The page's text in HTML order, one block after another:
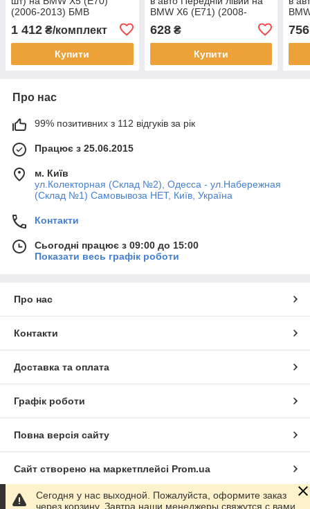
(2006-2013) БМВ
1 412 ₴/комплект
Купити
BMW X6 (E71) (2008-
628₴
Купити
756
Про нас
99% позитивних з 112 відгуків за рік
Працює з 25.06.2015
м. Київ
ул.Колекторная (Склад №2), Одесса - ул.Набережная
(Склад №1) Самовывоза НЕТ, Київ, Україна
Контакти
Сьогодні працює з 09:00 до 15:00
Показати весь графік роботи
Про нас
Контакти
Доставка та оплата
Графік роботи
Повна версія сайту
Сайт створено на маркетплейсі Prom.ua
Політика конфіденційності
Сегодня у нас выходной. Пожалуйста, оформите заказ
через корзину. Завтра наши менеджеры свяжутся с вами.